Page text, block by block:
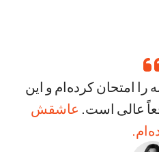
را امتحان کرده‌ام و این
عالی است. عاشقش